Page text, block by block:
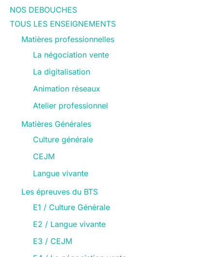
NOS DEBOUCHES
TOUS LES ENSEIGNEMENTS
Matières professionnelles
La négociation vente
La digitalisation
Animation réseaux
Atelier professionnel
Matières Générales
Culture générale
CEJM
Langue vivante
Les épreuves du BTS
E1 / Culture Générale
E2 / Langue vivante
E3 / CEJM